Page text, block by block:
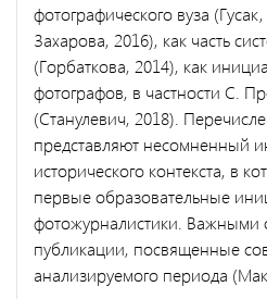
фотографического вуза
Захарова, 2016), как часть
(Горбаткова, 2014), как
фотографов, в частности С.
(Станулевич, 2018).
представляют несомненный
исторического контекста, в
первые образовательные
фотожурналистики. Важными
публикации, посвященные
анализируемого периода